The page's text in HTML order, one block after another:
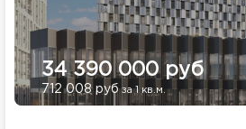
34 390 000 руб
712 008 рубза 1 кв.м.